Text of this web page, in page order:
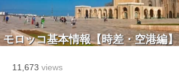
モロッコ基本情報【時差・空港編】
11,673 views